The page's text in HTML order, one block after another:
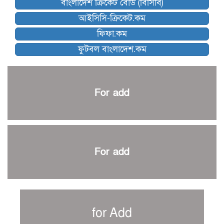
কিউট-ডিআরইউ দাবায় মোরসালিন চ্যাম্পিয়ন
ব্রাদার্সকে হারিয়ে ফাইনালে মোহামেডান
নেইমারকে নিয়েই বিশ্বকাপে ব্রাজিলের প্রাথমিক স্কোয়াড
আর্জেন্টিনার ৫৫ সদস্যের প্রাথমিক দল ঘোষণা
পাকিস্তানের বিপক্ষে ঐতিহাসিক জয়ে ক্রীড়া প্রতিমন্ত্রীর অভিনন্দন
শান্ত-মুমিনুলদের ব্যাটে প্রথম দিন বাংলাদেশের
প্রচার বিমুখ এক ক্রীড়া অন্তপ্রাণ সংগঠক
সাফের হ্যাটট্রিক মিশনে থাইল্যান্ডের পথে আফঈদারা
বাংলাদেশ ক্রিকেট বোর্ড (বিসিবি)
আইসিসি-ক্রিকেট.কম
ফিফা.কম
ফুটবল বাংলাদেশ.কম
For add
For add
for Add